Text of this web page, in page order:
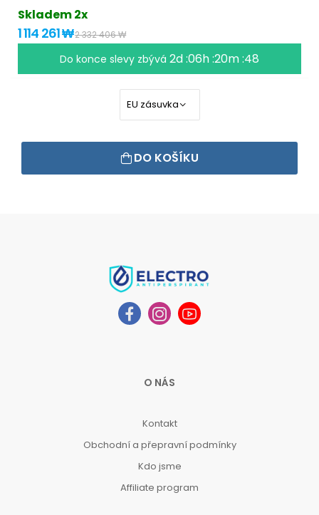
Skladem 2x
1 114 261 ₩2 332 406 ₩
Do konce slevy zbývá 2d :06h :20m :48
DO KOŠÍKU
O NÁS
Kontakt
Obchodní a přepravní podmínky
Kdo jsme
Affiliate program